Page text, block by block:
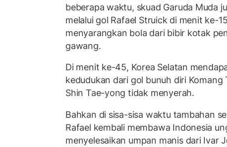
beberapa waktu, skuad Garuda Muda
melalui gol Rafael Struick di menit ke-
menyarangkan bola dari bibir kotak
gawang.
Di menit ke-45, Korea Selatan
kedudukan dari gol bunuh diri Komang
Shin Tae-yong tidak menyerah.
Bahkan di sisa-sisa waktu tambahan
Rafael kembali membawa Indonesia
menyelesaikan umpan manis dari Ivar